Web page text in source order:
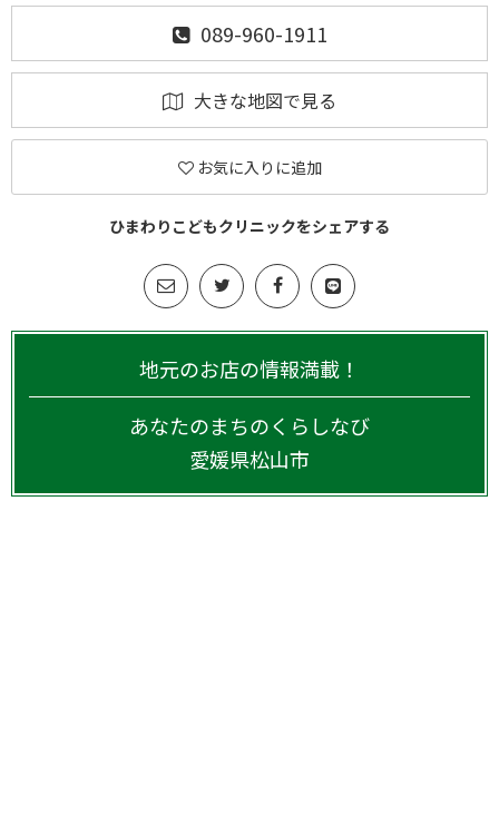
089-960-1911
大きな地図で見る
お気に入りに追加
ひまわりこどもクリニックをシェアする
地元のお店の情報満載！
あなたのまちのくらしなび
愛媛県松山市